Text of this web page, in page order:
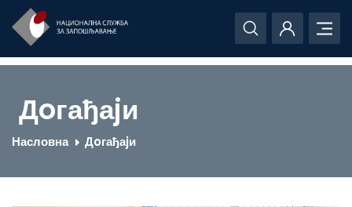
Дoгађаjи
Насловна Дoгађаjи